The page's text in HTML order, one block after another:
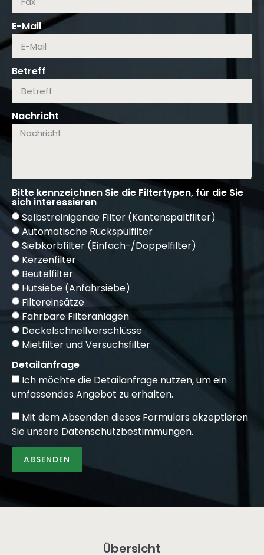
E-Mail
Betreff
Nachricht
Bitte kennzeichnen Sie die Filtertypen, für die Sie
sich interessieren
Selbstreinigende Filter (Kantenspaltfilter)
Automatische Rückspülfilter
Siebkorbfilter (Einfach-/Doppelfilter)
Kerzenfilter
Beutelfilter
Hutsiebe (Anfahrsiebe)
Filtereinsätze
Fahrbare Filteranlagen
Deckelschnellverschlüsse
Mietfilter und Versuchsfilter
Detailanfrage
Ich möchte die Detailanfrage nutzen, um ein
umfassendes Angebot zu erhalten.
Mit dem Absenden dieses Formulars akzeptieren
Sie unsere Datenschutzbestimmungen.
ABSENDEN
Übersicht